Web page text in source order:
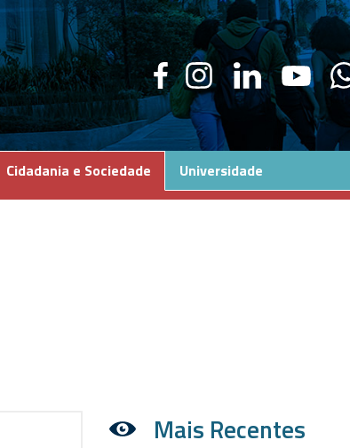
Cidadania e Sociedade Universidade
Mais Recentes